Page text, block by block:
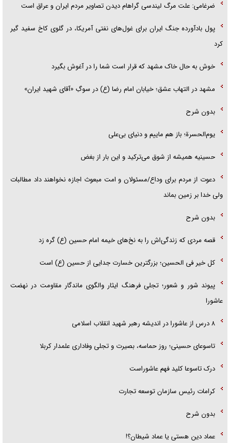
ضرغامی: علت مرگ لیندسی گراهام دیدن تصاویر مردم ایران و عراق است
پول بادآورده جنگ ایران برای غول‌های نفتی آمریکا، در گلوی کاخ سفید گیر
کرد
خوش به حال خاک مشهد که قرار است شما را در آغوش بگیرد
مشهد در التهاب عشق؛ خیابان امام رضا (ع) در سوگِ «آقای شهید ایران»
بدون شرح
یوم‌الحسرة؛ باز هم ماییم و دنیای بی‌علی
حسینیه همیشه از شوق می‌ترکید و این بار از بغض
دعوت از مردم برای وداع/مسئولان و امت مبعوث اجازه نخواهند داد مطالبات
ولی خدا بر زمین بماند
بدون شرح
قصه مردی که زندگی‌اش را به نخ‌های خیمه امام حسین (ع) گره زد
کل خیر فی الحسین؛ بزرگترین خسارت جدایی از حسین (ع) است
پیوند شور و شعور؛ تجلی فرهنگ ایثار والگوی ماندگار مقاومت در نهضت
عاشورا
۸ درس از عاشورا در اندیشه رهبر شهید انقلاب اسلامی
تاسوعای حسینی؛ روز حماسه، بصیرت و تجلی وفاداری علمدار کربلا
درک تاسوعا کلید فهم عاشوراست
کرامات رئیس سازمان توسعه تجارت
بدون شرح
عماد دین هستی یا عماد شیطان؟!